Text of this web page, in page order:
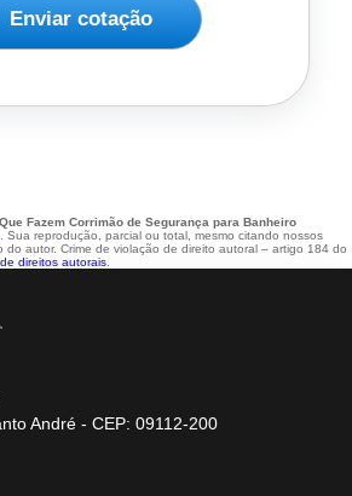
Enviar cotação
Fazem Corrimão de Segurança para Banheiro
Sua reprodução, parcial ou total, mesmo citando nossos
do autor. Crime de violação de direito autoral – artigo 184 do
direitos autorais
André - CEP: 09112-200